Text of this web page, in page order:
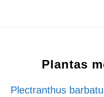
Plantas
Plectranthus